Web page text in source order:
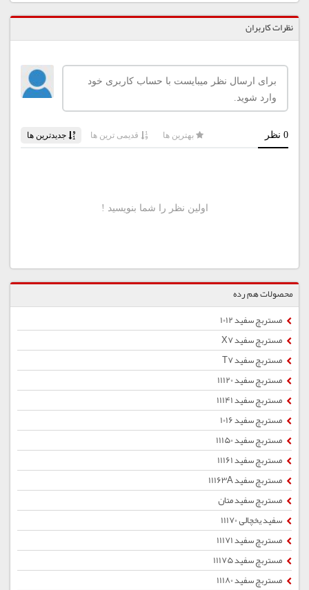
نظرات کاربران
محصولات هم رده
مستربچ سفید 1012
مستربچ سفید X7
مستربچ سفید T7
مستربچ سفید 11120
مستربچ سفید 11141
مستربچ سفید 1016
مستربچ سفید 11150
مستربچ سفید 11161
مستربچ سفید 11163A
مستربچ سفید متان
سفید یخچالی 11170
مستربچ سفید 11171
مستربچ سفید 11175
مستربچ سفید 11180